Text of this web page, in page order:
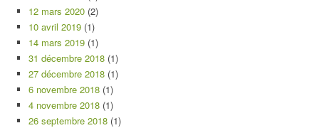
12 mars 2020 (2)
10 avril 2019 (1)
14 mars 2019 (1)
31 décembre 2018 (1)
27 décembre 2018 (1)
6 novembre 2018 (1)
4 novembre 2018 (1)
26 septembre 2018 (1)